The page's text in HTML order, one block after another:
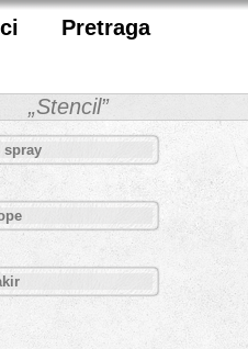
Pretraga
„Stencil”
spray